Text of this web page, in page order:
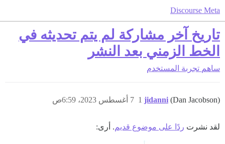
Discourse Meta
تاريخ آخر مشاركة لم يتم تحديثه في
الخط الزمني بعد النشر
ساهم تجربة المستخدم
jidanni (Dan Jacobson) 7 أغسطس 2023، 6:59ص 1
لقد نشرت ردًا على موضوع قديم. أرى: